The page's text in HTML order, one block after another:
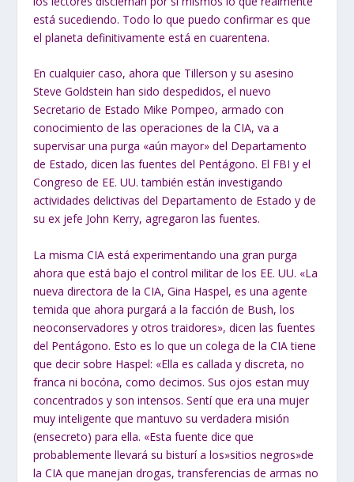
está sucediendo. Todo lo que puedo confirmar es que
el planeta definitivamente está en cuarentena.
En cualquier caso, ahora que Tillerson y su asesino
Steve Goldstein han sido despedidos, el nuevo
Secretario de Estado Mike Pompeo, armado con
conocimiento de las operaciones de la CIA, va a
supervisar una purga «aún mayor» del Departamento
de Estado, dicen las fuentes del Pentágono. El FBI y el
Congreso de EE. UU. también están investigando
actividades delictivas del Departamento de Estado y de
su ex jefe John Kerry, agregaron las fuentes.
La misma CIA está experimentando una gran purga
ahora que está bajo el control militar de los EE. UU. «La
nueva directora de la CIA, Gina Haspel, es una agente
temida que ahora purgará a la facción de Bush, los
neoconservadores y otros traidores», dicen las fuentes
del Pentágono. Esto es lo que un colega de la CIA tiene
que decir sobre Haspel: «Ella es callada y discreta, no
franca ni bocóna, como decimos. Sus ojos estan muy
concentrados y son intensos. Sentí que era una mujer
muy inteligente que mantuvo su verdadera misión
(ensecreto) para ella. «Esta fuente dice que
probablemente llevará su bisturí a los»sitios negros»de
la CIA que manejan drogas, transferencias de armas no